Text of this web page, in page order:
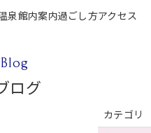
泉館内案内過ごし方アクセス
ログ
カテゴリ